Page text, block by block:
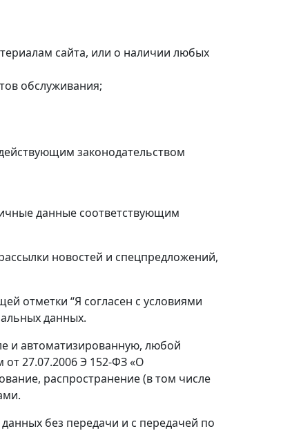
сайта, или о наличии любых
обслуживания;
законодательством
данные соответствующим
новостей и спецпредложений,
отметки “Я согласен с условиями
данных.
и автоматизированную, любой
27.07.2006 Э 152-ФЗ «О
распространение (в том числе
без передачи и с передачей по